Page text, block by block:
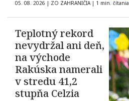
05. 08. 2026 | ZO ZAHRANIČIA | 1 min. čítania
Teplotný rekord
nevydržal ani deň,
na východe
Rakúska namerali
v stredu 41,2
stupňa Celzia